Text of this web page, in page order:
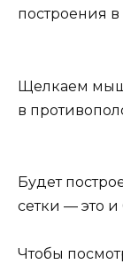
построения
Щелкаем
в
Будет
сетки — это и
Чтобы